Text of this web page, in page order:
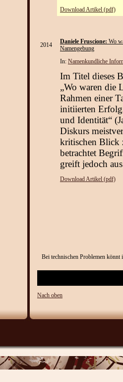
Download Artikel (pdf)
2014 Daniele Fruscione: Wo
Namengebung
In: Namenkundliche
Im Titel dieses
„Wo waren die
Rahmen einer
initiierten
und Identität“
Diskurs
kritischen Blick
betrachtet
greift jedoch
Download Artikel (pdf)
Bei technischen Problemen könnt
Nach oben